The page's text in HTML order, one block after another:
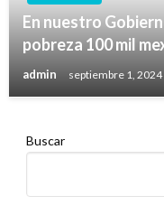
En nuestro
pobreza 100 mil
admin septiembre 1, 2024
Buscar